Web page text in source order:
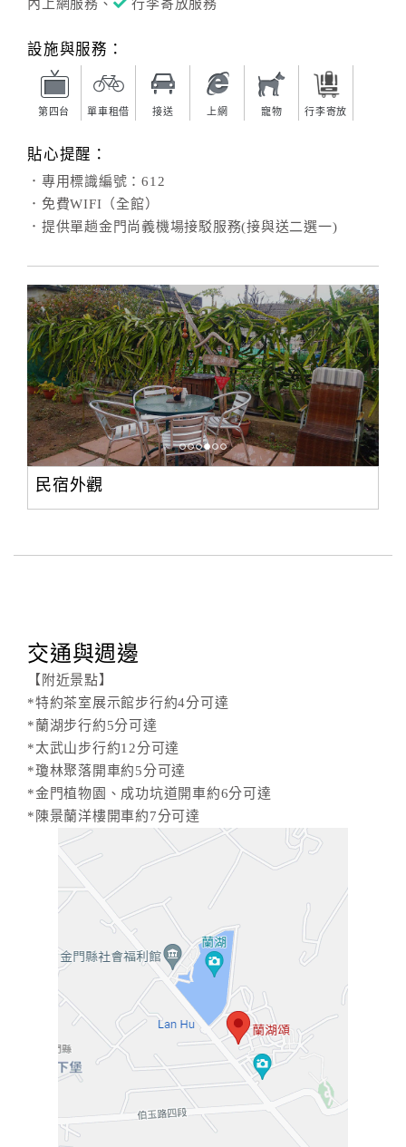
計
品
內上網服務、 行李寄放服務
設施與服務：
第四台 單車租借 接送 上網 寵物 行李寄放
貼心提醒：
．專用標識編號：612
．免費WIFI（全館）
．提供單趟金門尚義機場接駁服務(接與送二選一)
民宿外觀
交通與週邊
【附近景點】
*特約茶室展示館步行約4分可達
*蘭湖步行約5分可達
*太武山步行約12分可達
*瓊林聚落開車約5分可達
*金門植物園、成功坑道開車約6分可達
*陳景蘭洋樓開車約7分可達